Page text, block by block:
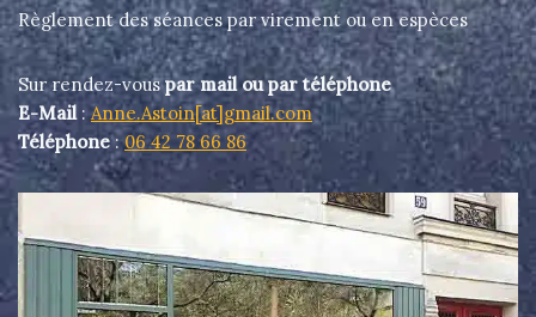
Règlement des séances par virement ou en espèces
Sur rendez-vouspar mail ou par téléphone
E-Mail :Anne.Astoin[at]gmail.com
Téléphone:06 42 78 66 86